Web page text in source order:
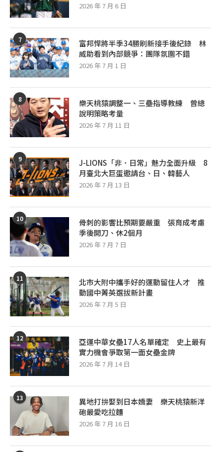
2026 年 7 月 6 日
7
富邦悍將半季34勝刷新接手後紀錄 林
威助看到內部競爭：團隊氛圍不錯
2026 年 7 月 1 日
8
樂天桃猿調整一、三壘指導教練 曾總
說明策略考量
2026 年 7 月 11 日
9
J-LIONS「非．日常」魅力全面升級 8
月臺北大巨蛋邀請台、日、韓藝人
2026 年 7 月 13 日
10
骨刺的影響比預期要嚴重 張育成考慮
季後開刀、休2個月
2026 年 7 月 7 日
11
北市大附中攜手好的運動留住人才 推
動國中菁英選拔新計畫
2026 年 7 月 5 日
12
亞運中華女壘17人名單確定 史上最有
實力機會爭取第一面女壘金牌
2026 年 7 月 14 日
13
異地打拚娶到日本嬌妻 樂天桃猿新洋
砲最愛吃拉麵
2026 年 7 月 16 日